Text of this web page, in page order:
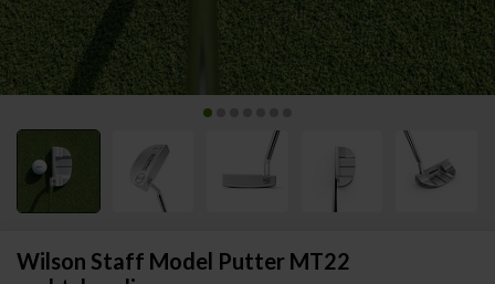
Wilson Staff Model Putter MT22